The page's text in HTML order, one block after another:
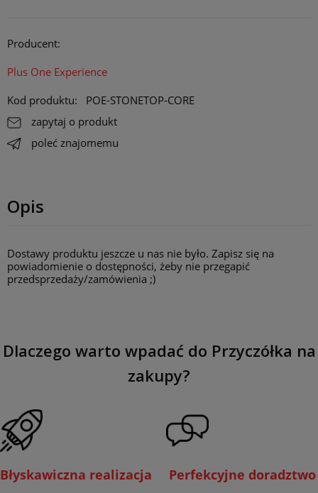
stacjonarnie i na targach/ konwentach.
Producent:
Plus One Experience
Kod produktu:
POE-STONETOP-CORE
zapytaj o produkt
poleć znajomemu
Opis
Dostawy produktu jeszcze u nas nie było. Zapisz się na
powiadomienie o dostępności, żeby nie przegapić
przedsprzedaży/zamówienia ;)
Dlaczego warto wpadać do Przyczółka na
zakupy?
Błyskawiczna realizacja Perfekcyjne doradztwo